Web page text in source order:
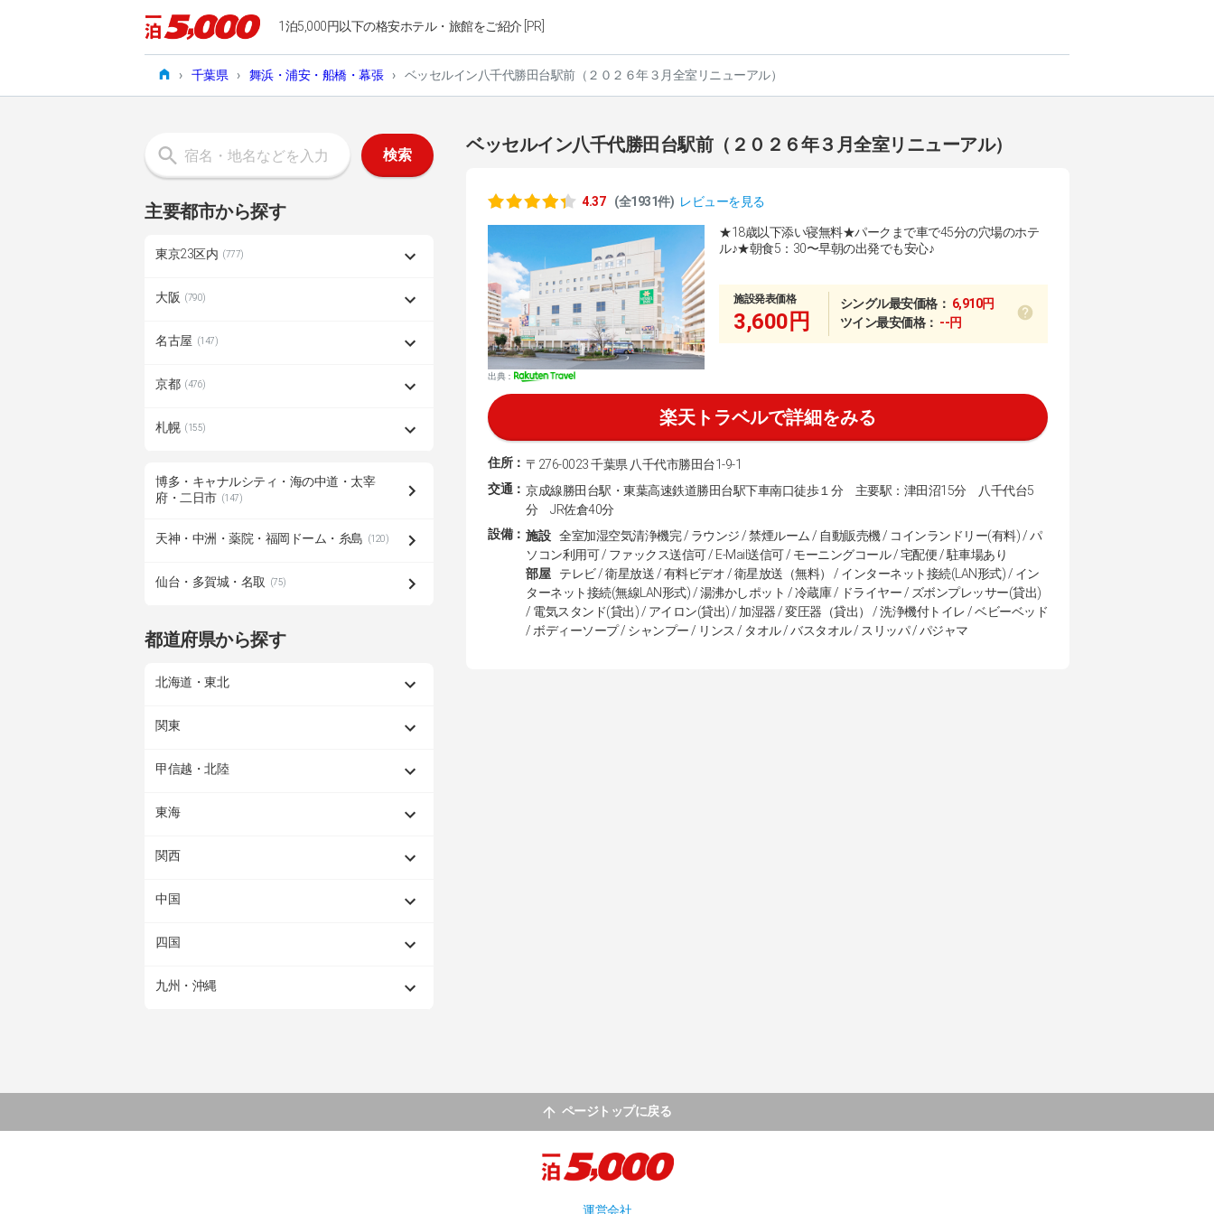
1泊5,000円以下の格安ホテル・旅館をご紹介 [PR]
› 千葉県 › 舞浜・浦安・船橋・幕張 › ベッセルイン八千代勝田台駅前（２０２６年３月全室リニューアル）
ベッセルイン八千代勝田台駅前（２０２６年３月全室リニューアル）
4.37 (全1931件) レビューを見る
出典：
★18歳以下添い寝無料★パークまで車で45分の穴場のホテ
ル♪★朝食5：30〜早朝の出発でも安心♪
施設発表価格
3,600円
シングル最安価格： 6,910円
ツイン最安価格： --円
楽天トラベルで詳細をみる
住所： 〒276-0023 千葉県 八千代市勝田台1-9-1
交通： 京成線勝田台駅・東葉高速鉄道勝田台駅下車南口徒歩１分 主要駅：津田沼15分 八千代台5
分 JR佐倉40分
設備： 施設
全室加湿空気清浄機完 / ラウンジ / 禁煙ルーム / 自動販売機 / コインランドリー(有料) / パ
ソコン利用可 / ファックス送信可 / E-Mail送信可 / モーニングコール / 宅配便 / 駐車場あり
部屋
テレビ / 衛星放送 / 有料ビデオ / 衛星放送（無料） / インターネット接続(LAN形式) / イン
ターネット接続(無線LAN形式) / 湯沸かしポット / 冷蔵庫 / ドライヤー / ズボンプレッサー(貸出)
/ 電気スタンド(貸出) / アイロン(貸出) / 加湿器 / 変圧器（貸出） / 洗浄機付トイレ / ベビーベッド
/ ボディーソープ / シャンプー / リンス / タオル / バスタオル / スリッパ / パジャマ
検索
主要都市から探す
東京23区内 (777)
大阪 (790)
名古屋 (147)
京都 (476)
札幌 (155)
博多・キャナルシティ・海の中道・太宰
府・二日市 (147)
天神・中洲・薬院・福岡ドーム・糸島 (120)
仙台・多賀城・名取 (75)
都道府県から探す
北海道・東北
関東
甲信越・北陸
東海
関西
中国
四国
九州・沖縄
ページトップに戻る
運営会社